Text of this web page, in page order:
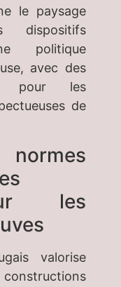
le paysage
dispositifs
politique
avec des
pour les
de
les
valorise